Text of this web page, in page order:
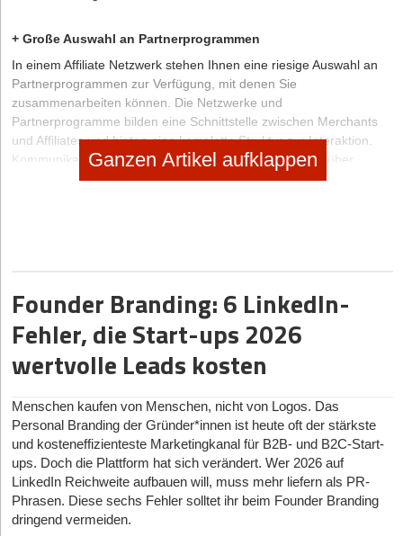
+ Große Auswahl an Partnerprogrammen
In einem Affiliate Netzwerk stehen Ihnen eine riesige Auswahl an
Partnerprogrammen zur Verfügung, mit denen Sie
zusammenarbeiten können. Die Netzwerke und
Partnerprogramme bilden eine Schnittstelle zwischen Merchants
und Affiliates und bieten eine komplette Struktur zur Interaktion.
Kommunikation und technisches Know-how werden darüber
ebenfalls vollzogen.
Spiegelreflexkameras betreiben, helfen Produktanzeigen zu
diesem Thema, den Besucher der Website direkt in seiner
Intention etwas zu kaufen bestärken. So können Sie gezielt mit
personalisierten Angeboten die Aufmerksamkeit Ihrer Besucher
+ Inhaltliche Kontrolle
Da Sie die Art der Anzeigen selbst bestimmen können, müssen Sie
nicht befürchten, dass unliebsame Inhalte auf Ihrer Seite
erscheinen. So leidet die Qualität Ihrer Website nicht, sondern
bietet den Besuchern stattdessen sogar einen Mehrwert, da ihnen
persönlich interessante Artikel vorgeschlagen werden.
Ganzen Artikel aufklappen
Founder Branding: 6 LinkedIn-
Fehler, die Start-ups 2026
wertvolle Leads kosten
Menschen kaufen von Menschen, nicht von Logos. Das
Personal Branding der Gründer*innen ist heute oft der stärkste
und kosteneffizienteste Marketingkanal für B2B- und B2C-Start-
ups. Doch die Plattform hat sich verändert. Wer 2026 auf
LinkedIn Reichweite aufbauen will, muss mehr liefern als PR-
Phrasen. Diese sechs Fehler solltet ihr beim Founder Branding
dringend vermeiden.